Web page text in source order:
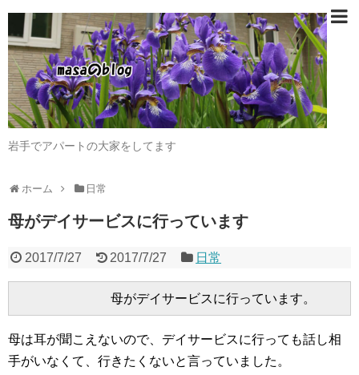
岩手でアパートの大家をしてます
ホーム 日常
母がデイサービスに行っています
2017/7/27 2017/7/27 日常
母は耳が聞こえないので、デイサービスに行っても話し相
手がいなくて、行きたくないと言っていました。